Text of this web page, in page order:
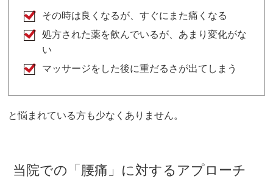
その時は良くなるが、すぐにまた痛くなる
処方された薬を飲んでいるが、あまり変化がな
い
マッサージをした後に重だるさが出てしまう
と悩まれている方も少なくありません。
当院での「腰痛」に対するアプローチ